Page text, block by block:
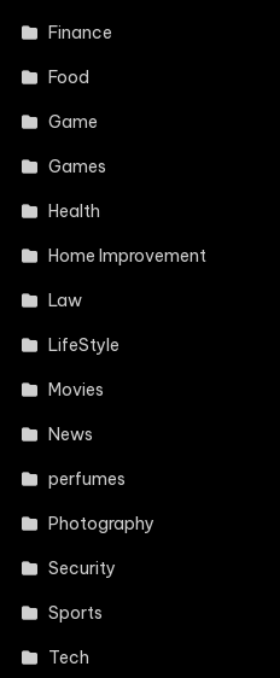
Finance
Food
Game
Games
Health
Home Improvement
Law
LifeStyle
Movies
News
perfumes
Photography
Security
Sports
Tech